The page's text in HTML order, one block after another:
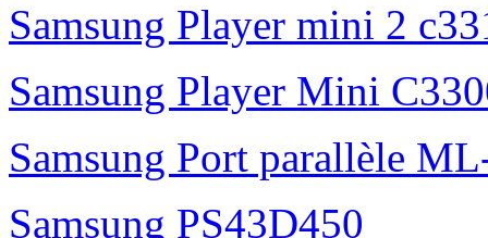
Samsung Player mini 2
Samsung Player Mini
Samsung Port parallèle
Samsung PS43D450